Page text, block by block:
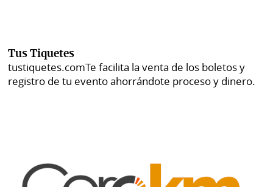
Tus Tiquetes
tustiquetes.comTe facilita la venta de los boletos y
registro de tu evento ahorrándote proceso y dinero.